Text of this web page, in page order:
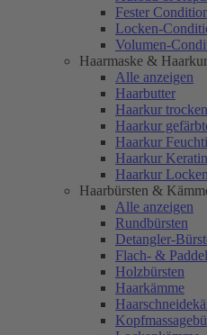
Fester
Locken-
Volumen-
Haarmaske & Haarkur
Alle anzeigen
Haarbutter
Haarkur
Haarkur
Haarkur
Haarkur Keratin
Haarkur Locken
Haarbürsten &
Alle anzeigen
Rundbürsten
Detangler-
Flach- &
Holzbürsten
Haarkämme